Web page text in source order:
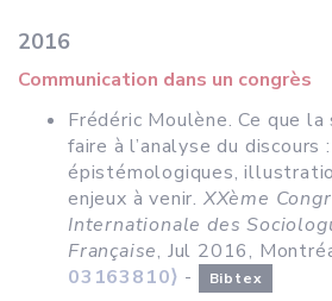
2016
Communication dans un congrès
Frédéric Moulène. Ce que
faire à l’analyse du discours
épistémologiques,
enjeux à venir. XXème
Internationale des
Française, Jul 2016,
03163810⟩ - Bibtex